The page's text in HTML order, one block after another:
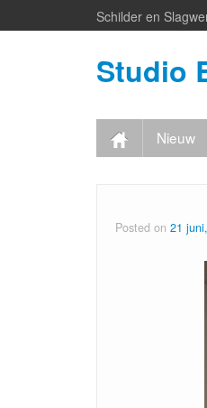
Schilder en
Studio
Nieuw
Posted on 21